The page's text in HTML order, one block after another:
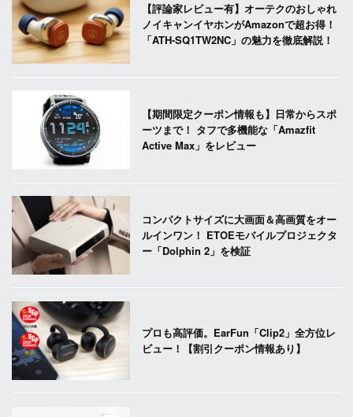
【評論家レビュー有】オーテクのおしゃれ
ノイキャンイヤホンがAmazonで超お得！
「ATH-SQ1TW2NC」の魅力を徹底解説！
【期間限定クーポン情報も】日常からスポ
ーツまで！ タフで多機能な「Amazfit
Active Max」をレビュー
コンパクトサイズに大画面＆高画質をオー
ルインワン！ ETOEモバイルプロジェクタ
ー「Dolphin 2」を検証
プロも高評価。EarFun「Clip2」全方位レ
ビュー！【割引クーポン情報あり】